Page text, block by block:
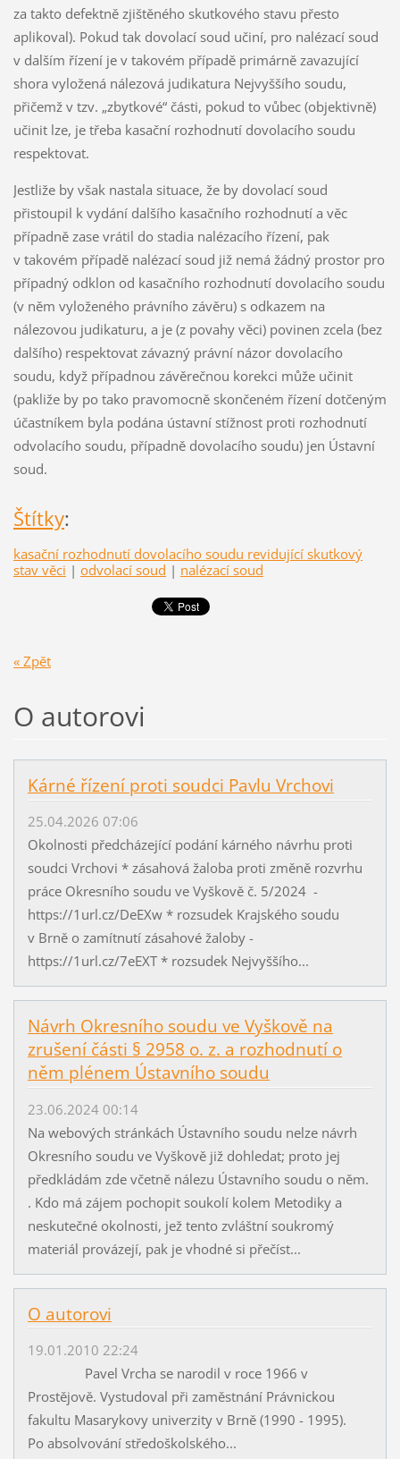
za takto defektně zjištěného skutkového stavu přesto
aplikoval). Pokud tak dovolací soud učiní, pro nalézací soud
v dalším řízení je v takovém případě primárně zavazující
shora vyložená nálezová judikatura Nejvyššího soudu,
přičemž v tzv. „zbytkové“ části, pokud to vůbec (objektivně)
učinit lze, je třeba kasační rozhodnutí dovolacího soudu
respektovat.
Jestliže by však nastala situace, že by dovolací soud
přistoupil k vydání dalšího kasačního rozhodnutí a věc
případně zase vrátil do stadia nalézacího řízení, pak
v takovém případě nalézací soud již nemá žádný prostor pro
případný odklon od kasačního rozhodnutí dovolacího soudu
(v něm vyloženého právního závěru) s odkazem na
nálezovou judikaturu, a je (z povahy věci) povinen zcela (bez
dalšího) respektovat závazný právní názor dovolacího
soudu, když případnou závěrečnou korekci může učinit
(pakliže by po tako pravomocně skončeném řízení dotčeným
účastníkem byla podána ústavní stížnost proti rozhodnutí
odvolacího soudu, případně dovolacího soudu) jen Ústavní
soud.
Štítky:
kasační rozhodnutí dovolacího soudu revidující skutkový
stav věci | odvolací soud | nalézací soud
« Zpět
O autorovi
Kárné řízení proti soudci Pavlu Vrchovi
25.04.2026 07:06
Okolnosti předcházející podání kárného návrhu proti
soudci Vrchovi * zásahová žaloba proti změně rozvrhu
práce Okresního soudu ve Vyškově č. 5/2024 -
https://1url.cz/DeEXw * rozsudek Krajského soudu
v Brně o zamítnutí zásahové žaloby -
https://1url.cz/7eEXT * rozsudek Nejvyššího...
Návrh Okresního soudu ve Vyškově na
zrušení části § 2958 o. z. a rozhodnutí o
něm plénem Ústavního soudu
23.06.2024 00:14
Na webových stránkách Ústavního soudu nelze návrh
Okresního soudu ve Vyškově již dohledat; proto jej
předkládám zde včetně nálezu Ústavního soudu o něm.
. Kdo má zájem pochopit soukolí kolem Metodiky a
neskutečné okolnosti, jež tento zvláštní soukromý
materiál provázejí, pak je vhodné si přečíst...
O autorovi
19.01.2010 22:24
Pavel Vrcha se narodil v roce 1966 v
Prostějově. Vystudoval při zaměstnání Právnickou
fakultu Masarykovy univerzity v Brně (1990 - 1995).
Po absolvování středoškolského...